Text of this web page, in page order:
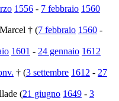
1556 - 7 febbraio 1560
† (7 febbraio 1560 -
1601 - 24 gennaio 1612
† (3 settembre 1612 - 27
(21 giugno 1649 - 3